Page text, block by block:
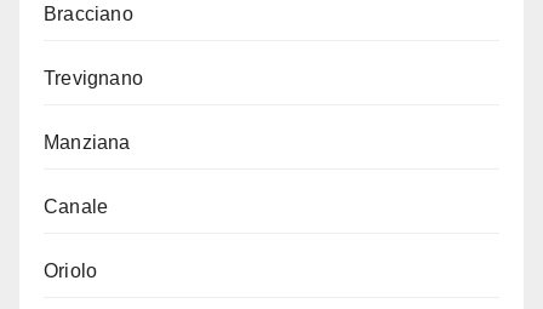
Bracciano
Trevignano
Manziana
Canale
Oriolo